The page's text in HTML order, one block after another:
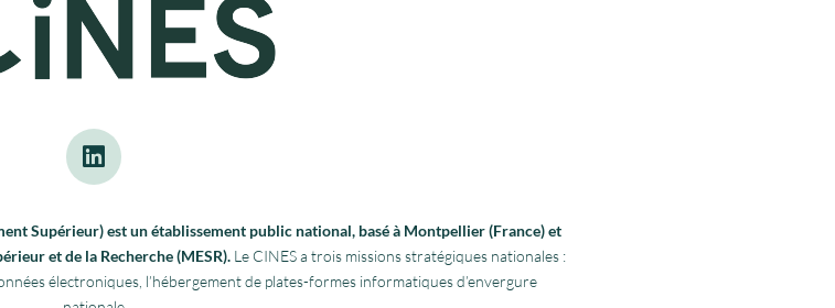
Supérieur) est un établissement public national, basé à Montpellier (France) et
et de la Recherche (MESR). Le CINES a trois missions stratégiques nationales :
électroniques, l’hébergement de plates-formes informatiques d’envergure